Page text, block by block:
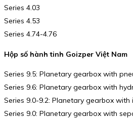
Series 4.03
Series 4.53
Series 4.74-4.76
Hộp số hành tinh Goizper Việt Nam
Series 9.5: Planetary gearbox with
Series 9.6: Planetary gearbox with
Series 9.0-9.2: Planetary gearbox
Series 9.0: Planetary gearbox with